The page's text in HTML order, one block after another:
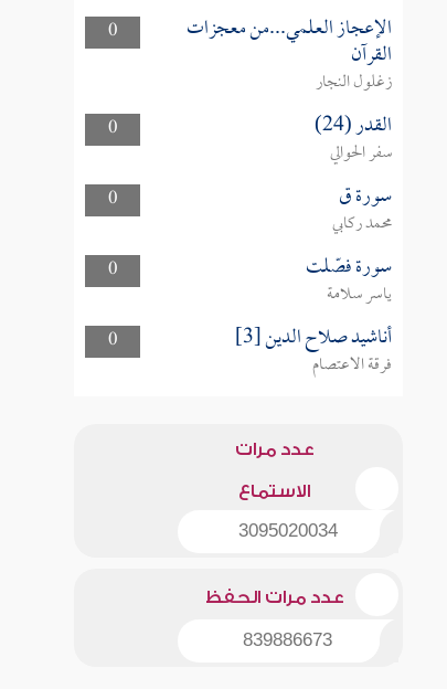
0 الإعجاز العلمي...من معجزات
القرآن
زغلول النجار
0
القدر (24)
سفر الحوالي
0
سورة ق
محمد ركابي
0
سورة فصّلت
ياسر سلامة
0
أناشيد صلاح الدين [3]
فرقة الاعتصام
عدد مرات
الاستماع
3095020034
عدد مرات الحفظ
839886673